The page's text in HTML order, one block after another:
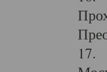
17.